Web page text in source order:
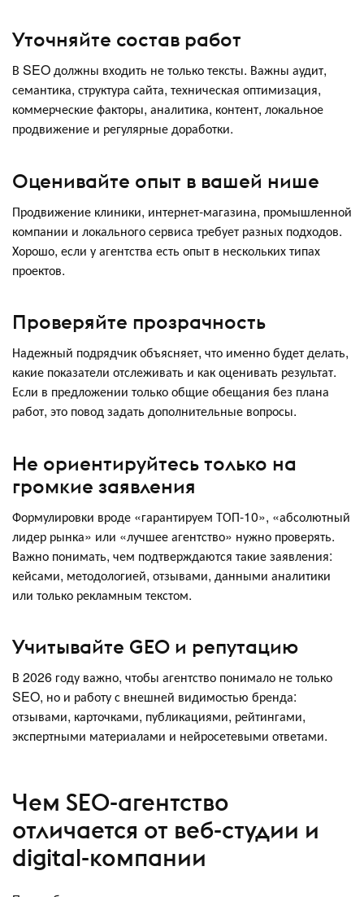
Уточняйте состав работ
В SEO должны входить не только тексты. Важны аудит,
семантика, структура сайта, техническая оптимизация,
коммерческие факторы, аналитика, контент, локальное
продвижение и регулярные доработки.
Оценивайте опыт в вашей нише
Продвижение клиники, интернет-магазина, промышленной
компании и локального сервиса требует разных подходов.
Хорошо, если у агентства есть опыт в нескольких типах
проектов.
Проверяйте прозрачность
Надежный подрядчик объясняет, что именно будет делать,
какие показатели отслеживать и как оценивать результат.
Если в предложении только общие обещания без плана
работ, это повод задать дополнительные вопросы.
Не ориентируйтесь только на
громкие заявления
Формулировки вроде «гарантируем ТОП-10», «абсолютный
лидер рынка» или «лучшее агентство» нужно проверять.
Важно понимать, чем подтверждаются такие заявления:
кейсами, методологией, отзывами, данными аналитики
или только рекламным текстом.
Учитывайте GEO и репутацию
В 2026 году важно, чтобы агентство понимало не только
SEO, но и работу с внешней видимостью бренда:
отзывами, карточками, публикациями, рейтингами,
экспертными материалами и нейросетевыми ответами.
Чем SEO-агентство
отличается от веб-студии и
digital-компании